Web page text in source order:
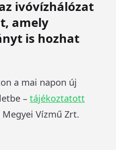
ivóvízhálózat
amely
is hozhat
a mai napon új
– tájékoztatott
Megyei Vízmű Zrt.